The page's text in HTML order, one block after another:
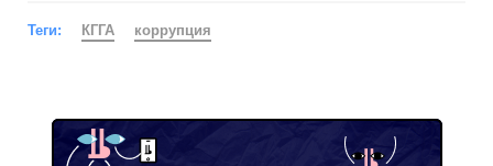
Теги: КГГА коррупция